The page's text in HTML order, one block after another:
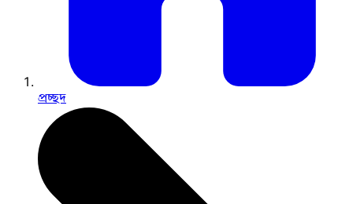
প্রচ্ছদ